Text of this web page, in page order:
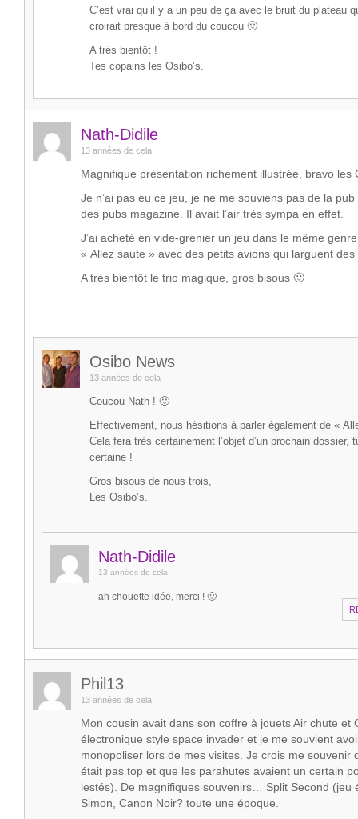
C’est vrai qu’il y a un peu de ça avec le bruit du plateau
croirait presque à bord du coucou 🙂
A très bientôt !
Tes copains les Osibo’s.
Nath-Didile
13 années de cela
Magnifique présentation richement illustrée, bravo les
Je n’ai pas eu ce jeu, je ne me souviens pas de la
des pubs magazine. Il avait l’air très sympa en effet.
J’ai acheté en vide-grenier un jeu dans le même genre
« Allez saute » avec des petits avions qui larguent
A très bientôt le trio magique, gros bisous 🙂
Osibo News
13 années de cela
Coucou Nath ! 🙂
Effectivement, nous hésitions à parler également de «
Cela fera très certainement l’objet d’un prochain dossier,
certaine !
Gros bisous de nous trois,
Les Osibo’s.
Nath-Didile
13 années de cela
ah chouette idée, merci ! 🙂
Phil13
13 années de cela
Mon cousin avait dans son coffre à jouets Air chute et
électronique style space invader et je me souvient
monopoliser lors de mes visites. Je crois me souvenir
était pas top et que les parahutes avaient un certain
lestés). De magnifiques souvenirs… Split Second (jeu
Simon, Canon Noir? toute une époque.